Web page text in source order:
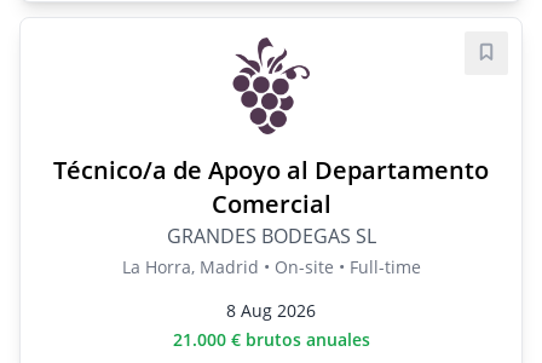
Técnico/a de Apoyo al Departamento
Comercial
GRANDES BODEGAS SL
La Horra, Madrid • On-site • Full-time
8 Aug 2026
21.000 € brutos anuales
Save